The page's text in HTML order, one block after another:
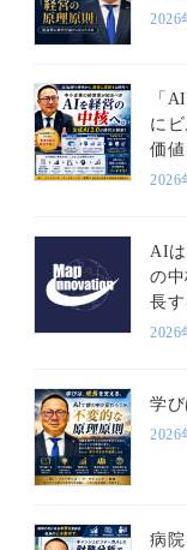
2026
「
に
価値
2026
AI
の
長す
2026
学び
2026
病